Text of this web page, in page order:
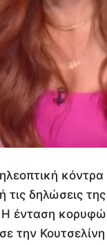
τις δηλώσεις
ένταση
την